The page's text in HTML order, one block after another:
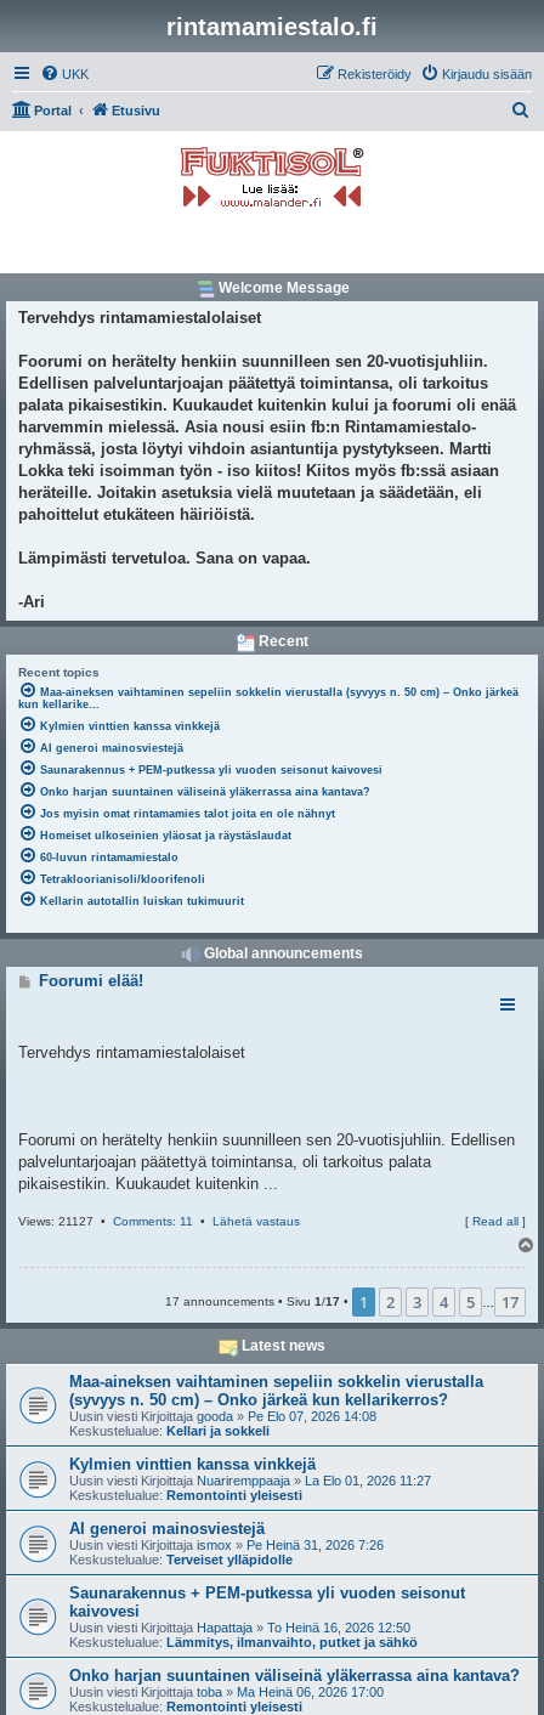
rintamamiestalo.fi
UKK Kirjaudu sisään
Rekisteröidy
Portal Etusivu
Welcome Message
Tervehdys rintamamiestalolaiset
Foorumi on herätelty henkiin suunnilleen sen 20-vuotisjuhliin.
Edellisen palveluntarjoajan päätettyä toimintansa, oli tarkoitus
palata pikaisestikin. Kuukaudet kuitenkin kului ja foorumi oli enää
harvemmin mielessä. Asia nousi esiin fb:n Rintamamiestalo-
ryhmässä, josta löytyi vihdoin asiantuntija pystytykseen. Martti
Lokka teki isoimman työn - iso kiitos! Kiitos myös fb:ssä asiaan
heräteille. Joitakin asetuksia vielä muutetaan ja säädetään, eli
pahoittelut etukäteen häiriöistä.
Lämpimästi tervetuloa. Sana on vapaa.
-Ari
Recent
Recent topics
Maa-aineksen vaihtaminen sepeliin sokkelin vierustalla (syvyys n. 50 cm) – Onko järkeä
kun kellarike...
Kylmien vinttien kanssa vinkkejä
AI generoi mainosviestejä
Saunarakennus + PEM-putkessa yli vuoden seisonut kaivovesi
Onko harjan suuntainen väliseinä yläkerrassa aina kantava?
Jos myisin omat rintamamies talot joita en ole nähnyt
Homeiset ulkoseinien yläosat ja räystäslaudat
60-luvun rintamamiestalo
Tetrakloorianisoli/kloorifenoli
Kellarin autotallin luiskan tukimuurit
Global announcements
V
t
Foorumi elää!
Tervehdys rintamamiestalolaiset
Foorumi on herätelty henkiin suunnilleen sen 20-vuotisjuhliin. Edellisen
palveluntarjoajan päätettyä toimintansa, oli tarkoitus palata
pikaisestikin. Kuukaudet kuitenkin ...
Views: 21127 • Comments: 11 • Lähetä vastaus [ Read all ]
17 announcements • Sivu 1/17 • 1 2 3 4 5 17
Latest news
Maa-aineksen vaihtaminen sepeliin sokkelin vierustalla
(syvyys n. 50 cm) – Onko järkeä kun kellarikerros?
Uusin viesti Kirjoittaja gooda » Pe Elo 07, 2026 14:08
Keskustelualue: Kellari ja sokkeli
Kylmien vinttien kanssa vinkkejä
Uusin viesti Kirjoittaja Nuariremppaaja » La Elo 01, 2026 11:27
Keskustelualue: Remontointi yleisesti
AI generoi mainosviestejä
Uusin viesti Kirjoittaja ismox » Pe Heinä 31, 2026 7:26
Keskustelualue: Terveiset ylläpidolle
Saunarakennus + PEM-putkessa yli vuoden seisonut
kaivovesi
Uusin viesti Kirjoittaja Hapattaja » To Heinä 16, 2026 12:50
Keskustelualue: Lämmitys, ilmanvaihto, putket ja sähkö
Onko harjan suuntainen väliseinä yläkerrassa aina kantava?
Uusin viesti Kirjoittaja toba » Ma Heinä 06, 2026 17:00
Keskustelualue: Remontointi yleisesti